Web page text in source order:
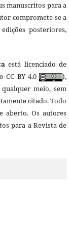
manuscritos para a
compromete-se a
posteriores,
está licenciado de
CC BY 4.0
),
meio, sem
citado. Todo
aberto. Os autores
para a Revista de